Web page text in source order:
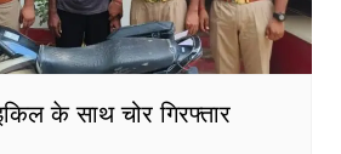
के साथ चोर गिरफ्तार